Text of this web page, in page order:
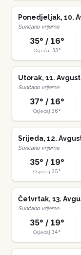
Ponedjeljak, 10.
Sunčano vrijeme
35° / 16°
Osjećaj 33°
Utorak, 11. Avgust
Sunčano vrijeme
37° / 16°
Osjećaj 36°
Srijeda, 12.
Sunčano vrijeme
35° / 19°
Osjećaj 35°
Četvrtak, 13.
Sunčano vrijeme
35° / 19°
Osjećaj 34°